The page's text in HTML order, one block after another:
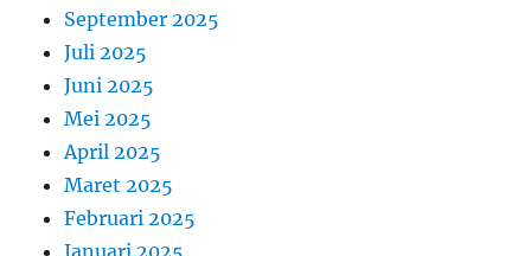
September 2025
Juli 2025
Juni 2025
Mei 2025
April 2025
Maret 2025
Februari 2025